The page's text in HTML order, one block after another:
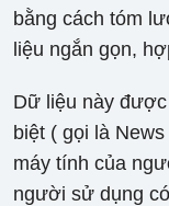
bằng cách tóm
liệu ngắn gọn,
Dữ liệu này
biệt ( gọi là
máy tính của
người sử dụng